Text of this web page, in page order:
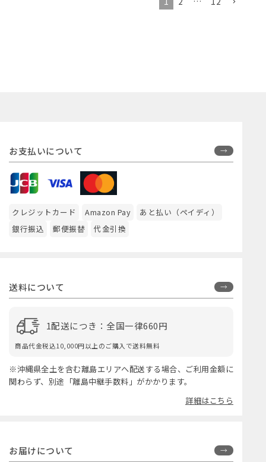
お支払いについて
クレジットカード Amazon Pay
あと払い（ペイディ）
銀行振込
郵便振替 代金引換
送料について
1配送につき：全国一律660円
商品代金税込10,000円以上のご購入で送料無料
※沖縄県全土を含む離島エリアへ配送する場合、ご利用金額に
関わらず、別途「離島中継手数料」がかかります。
詳細はこちら
お届けについて